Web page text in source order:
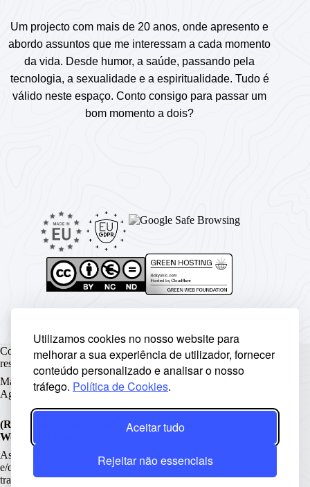
Utilizamos cookies no nosso website para
melhorar a sua experiência de utilizador, fornecer
conteúdo personalizado e analisar o nosso
tráfego. Política de Cookies.
Aceitar tudo
Rejeitar não essenciais
Um projecto com mais de 20 anos, onde apresento e
abordo assuntos que me interessam a cada momento
da vida. Desde humor, a saúde, passando pela
tecnologia, a sexualidade e a espiritualidade. Tudo é
válido neste espaço. Conto consigo para passar um
bom momento a dois?
Copyright © Rickyunic World® 2004 - 2026 | Todos os direitos
reservados.
Made with ♥ by Rickyunic . Crafted with care by
Agency .
(RCW) Rickyunic World - The Next Frontier To A
Wonderful World®
As informações contidas neste site têm carácter informativo
e/ou de entretenimento e nunca devem ser utilizadas como
tratamento ou substituto ao diagnóstico médico sem antes